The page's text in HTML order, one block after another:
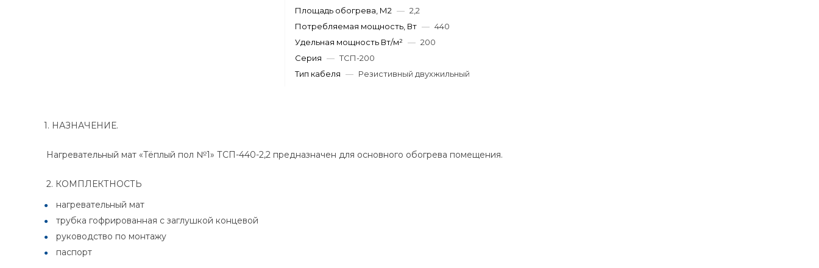
Площадь обогрева, М2 — 2,2
Потребляемая мощность, Вт — 440
Удельная мощность Вт/м² — 200
Серия — ТСП-200
Тип кабеля — Резистивный двухжильный
1. НАЗНАЧЕНИЕ.
Нагревательный мат «Тёплый пол №1» ТСП-440-2,2 предназначен для основного обогрева помещения.
2. КОМПЛЕКТНОСТЬ
нагревательный мат
трубка гофрированная с заглушкой концевой
руководство по монтажу
паспорт